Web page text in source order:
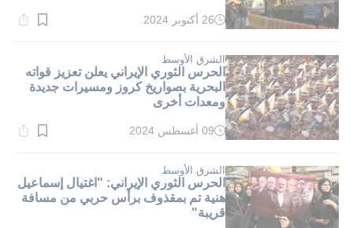
وقت
دقيقة.
26 أكتوبر 2024
الشرق الأوسط
الحرس الثوري الإيراني يعلن تعزيز قواته
البحرية بصواريخ كروز ومسيرات جديدة
ومعدات أخرى
وقت
دقيقة.
09 أغسطس 2024
الشرق الأوسط
الحرس الثوري الإيراني: "اغتيال إسماعيل
هنية تم بمقذوف برأس حربي من مسافة
قريبة"